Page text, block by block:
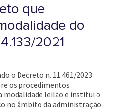
que
do
2021
o Decreto n. 11.461/2023
os procedimentos
modalidade leilão e institui o
no âmbito da administração